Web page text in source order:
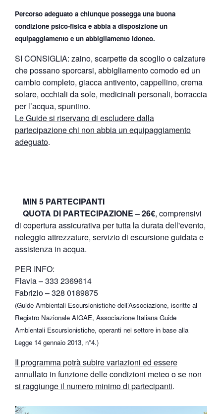
Percorso adeguato a chiunque possegga una buona
condizione psico-fisica e abbia a disposizione un
equipaggiamento e un abbigliamento idoneo.
SI CONSIGLIA: zaino, scarpette da scoglio o calzature
che possano sporcarsi, abbigliamento comodo ed un
cambio completo, giacca antivento, cappellino, crema
solare, occhiali da sole, medicinali personali, borraccia
per l’acqua, spuntino.
Le Guide si riservano di escludere dalla
partecipazione chi non abbia un equipaggiamento
adeguato.
MIN 5 PARTECIPANTI
QUOTA DI PARTECIPAZIONE – 26€, comprensivi
di copertura assicurativa per tutta la durata dell'evento,
noleggio attrezzature, servizio di escursione guidata e
assistenza in acqua.
PER INFO:
Flavia – 333 2369614
Fabrizio – 328 0189875
(Guide Ambientali Escursionistiche dell’Associazione, iscritte al
Registro Nazionale AIGAE, Associazione Italiana Guide
Ambientali Escursionistiche, operanti nel settore in base alla
Legge 14 gennaio 2013, n°4.)
Il programma potrà subire variazioni ed essere
annullato in funzione delle condizioni meteo o se non
si raggiunge il numero minimo di partecipanti.